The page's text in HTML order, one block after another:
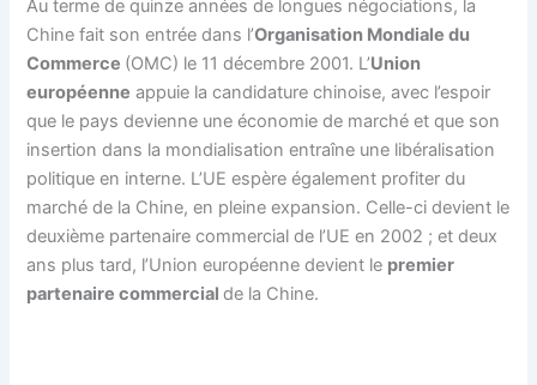
Au terme de quinze années de longues négociations, la
Chine fait son entrée dans l’Organisation Mondiale du
Commerce (OMC) le 11 décembre 2001. L’Union
européenne appuie la candidature chinoise, avec l’espoir
que le pays devienne une économie de marché et que son
insertion dans la mondialisation entraîne une libéralisation
politique en interne. L’UE espère également profiter du
marché de la Chine, en pleine expansion. Celle-ci devient le
deuxième partenaire commercial de l’UE en 2002 ; et deux
ans plus tard, l’Union européenne devient le premier
partenaire commercialde la Chine.